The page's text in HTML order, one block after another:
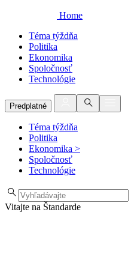
Home
Téma týždňa
Politika
Ekonomika
Spoločnosť
Technológie
Predplatné
Téma týždňa
Politika
Ekonomika >
Spoločnosť
Technológie
Vitajte na Štandarde